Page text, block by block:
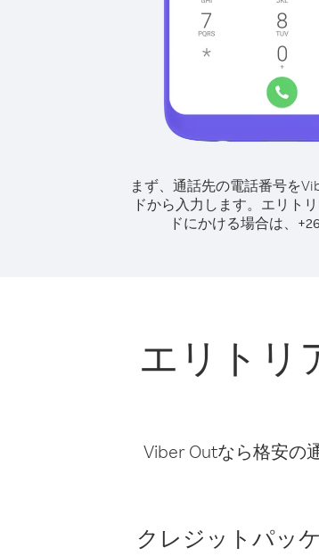
まず、通話先の電話番号を
ドから入力します。 エリト
ドにかける場合は、
+
エリトリ
Viber Outなら格安の
クレジットパッ